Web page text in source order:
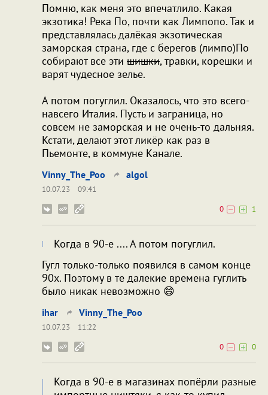
Помню, как меня это впечатлило. Какая
экзотика! Река По, почти как Лимпопо. Так и
представлялась далёкая экзотическая
заморская страна, где с берегов (лимпо)По
собирают все эти шишки, травки, корешки и
варят чудесное зелье.
А потом погуглил. Оказалось, что это всего-
навсего Италия. Пусть и заграница, но
совсем не заморская и не очень-то дальняя.
Кстати, делают этот ликёр как раз в
Пьемонте, в коммуне Канале.
Vinny_The_Poo algol
10.07.23
09:41
0
1
Когда в 90-е .... А потом погуглил.
Гугл только-только появился в самом конце
90х. Поэтому в те далекие времена гуглить
было никак невозможно 😄
ihar Vinny_The_Poo
10.07.23
11:22
0
0
Когда в 90-е в магазинах попёрли разные